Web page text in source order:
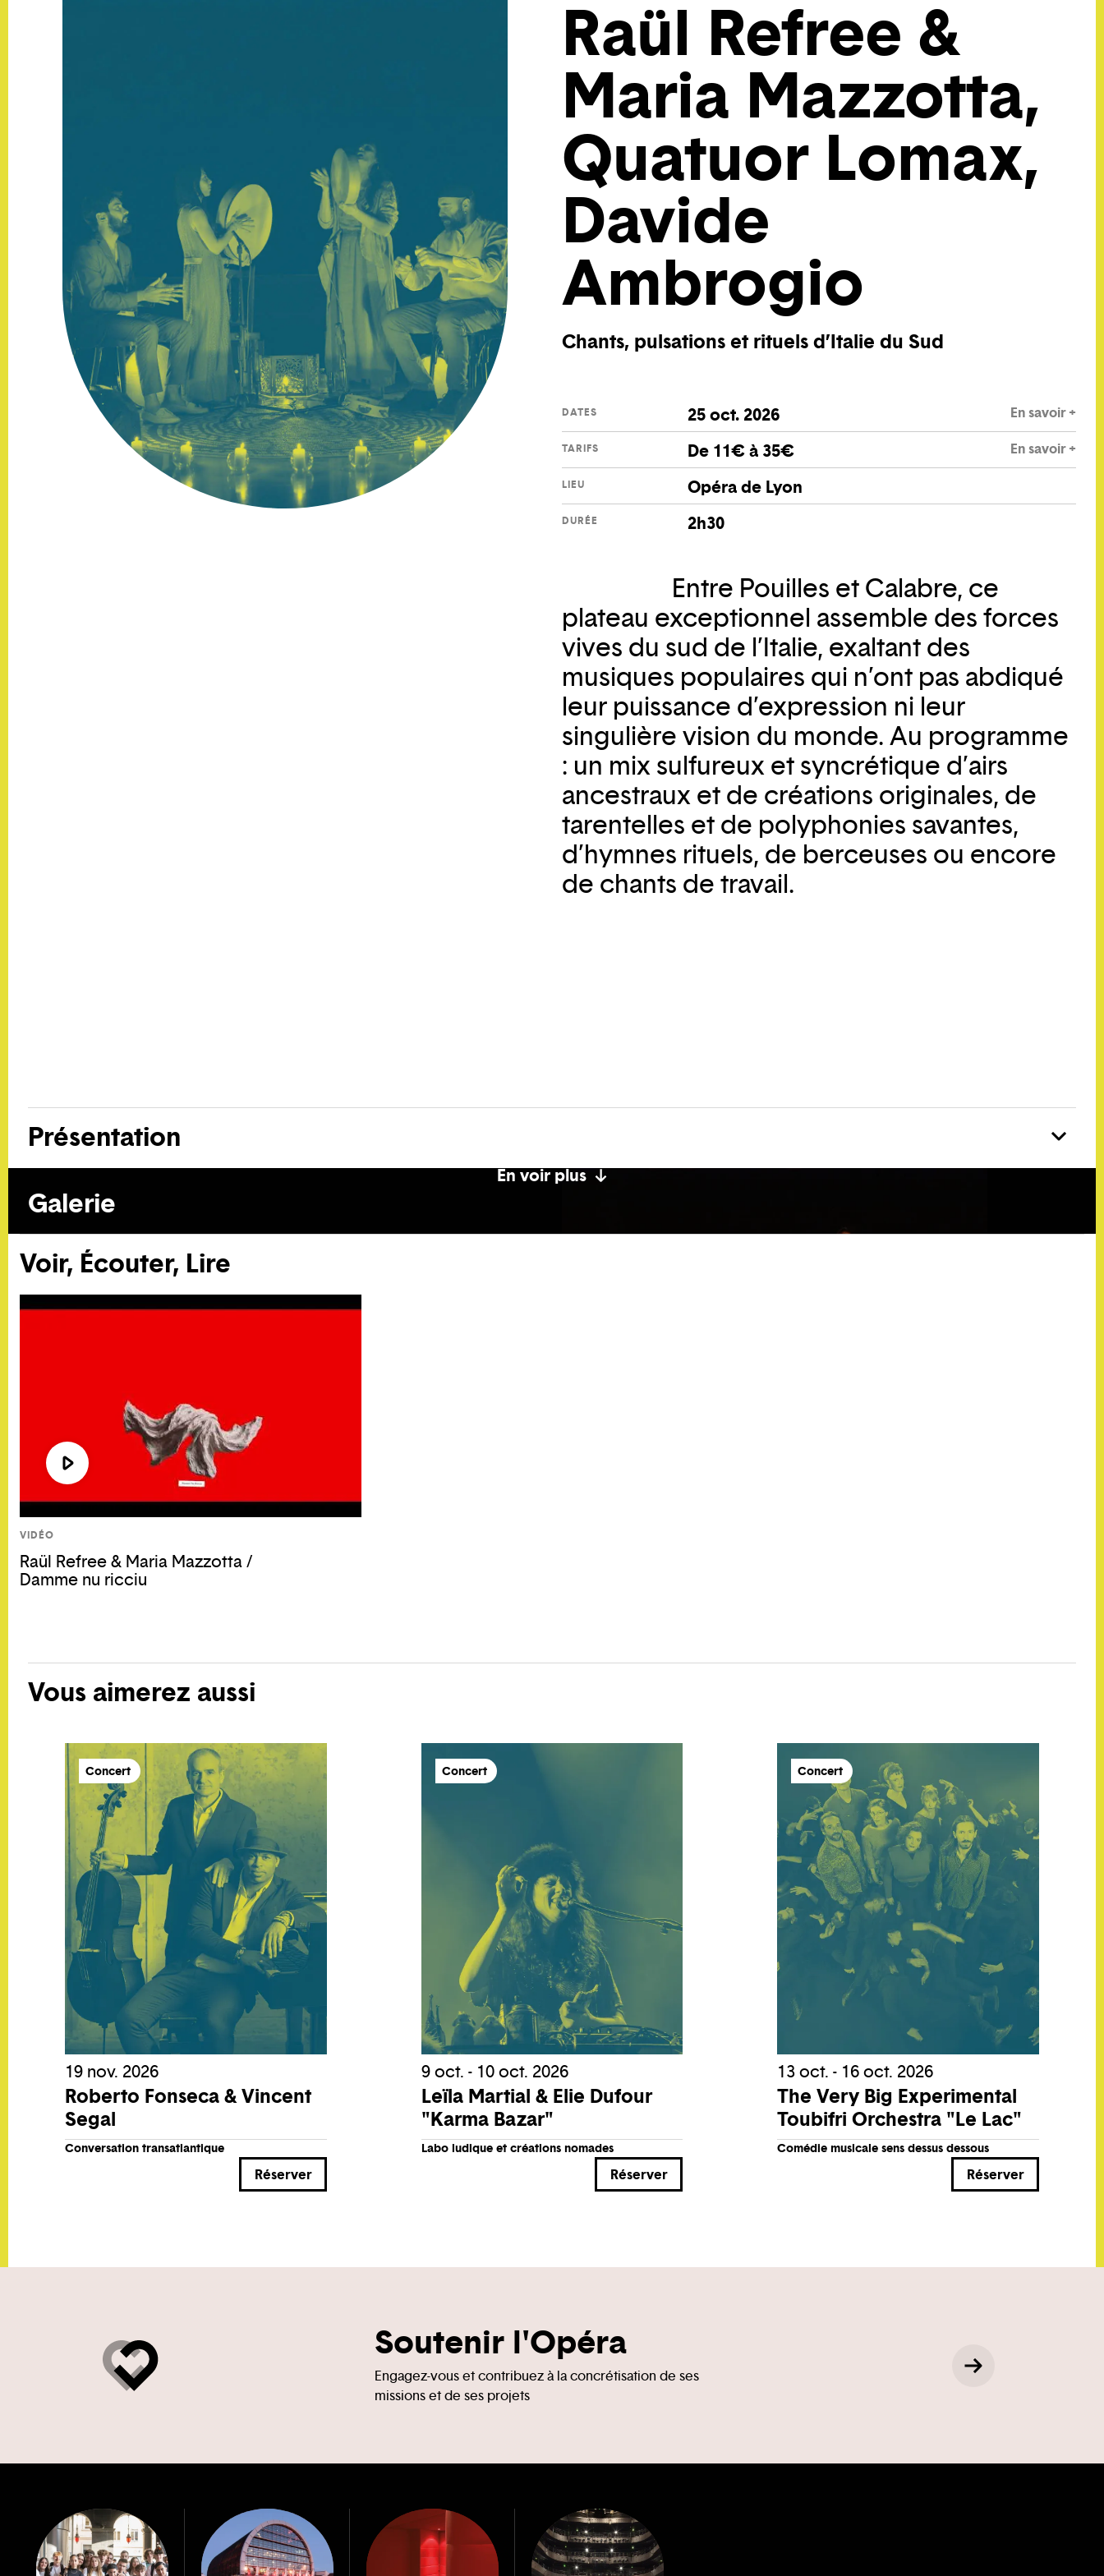
Raül Refree &
Maria Mazzotta,
Quatuor Lomax,
Davide
Ambrogio
Chants, pulsations et rituels d’Italie du Sud
DATES 25 oct. 2026 En savoir +
TARIFS De 11€ à 35€ En savoir +
LIEU Opéra de Lyon
DURÉE 2h30
Entre Pouilles et Calabre, ce
plateau exceptionnel assemble des forces
vives du sud de l’Italie, exaltant des
musiques populaires qui n’ont pas abdiqué
leur puissance d’expression ni leur
singulière vision du monde. Au programme
: un mix sulfureux et syncrétique d’airs
ancestraux et de créations originales, de
tarentelles et de polyphonies savantes,
d’hymnes rituels, de berceuses ou encore
de chants de travail.
Présentation
Galerie
En voir plus
Voir, Écouter, Lire
VIDÉO
Raül Refree & Maria Mazzotta /
Damme nu ricciu
Vous aimerez aussi
Concert
19 nov. 2026
Roberto Fonseca & Vincent
Segal
Conversation transatlantique
Réserver
Concert
9 oct. - 10 oct. 2026
Leïla Martial & Elie Dufour
"Karma Bazar"
Labo ludique et créations nomades
Réserver
Concert
13 oct. - 16 oct. 2026
The Very Big Experimental
Toubifri Orchestra "Le Lac"
Comédie musicale sens dessus dessous
Réserver
Soutenir l'Opéra
Engagez-vous et contribuez à la concrétisation de ses
missions et de ses projets